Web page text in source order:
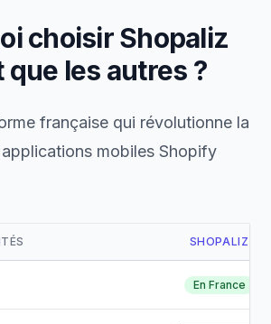
choisir Shopaliz
que les autres ?
française qui révolutionne la
mobiles Shopify
SHOPALIZ
En France